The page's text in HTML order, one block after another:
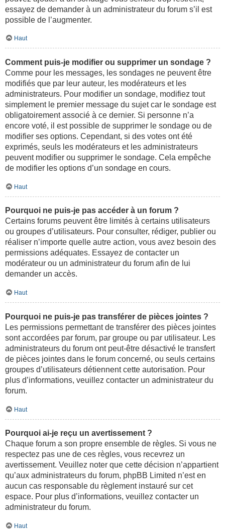
essayez de demander à un administrateur du forum s’il est
possible de l’augmenter.
Haut
Comment puis-je modifier ou supprimer un sondage ?
Comme pour les messages, les sondages ne peuvent être
modifiés que par leur auteur, les modérateurs et les
administrateurs. Pour modifier un sondage, modifiez tout
simplement le premier message du sujet car le sondage est
obligatoirement associé à ce dernier. Si personne n’a
encore voté, il est possible de supprimer le sondage ou de
modifier ses options. Cependant, si des votes ont été
exprimés, seuls les modérateurs et les administrateurs
peuvent modifier ou supprimer le sondage. Cela empêche
de modifier les options d’un sondage en cours.
Haut
Pourquoi ne puis-je pas accéder à un forum ?
Certains forums peuvent être limités à certains utilisateurs
ou groupes d’utilisateurs. Pour consulter, rédiger, publier ou
réaliser n’importe quelle autre action, vous avez besoin des
permissions adéquates. Essayez de contacter un
modérateur ou un administrateur du forum afin de lui
demander un accès.
Haut
Pourquoi ne puis-je pas transférer de pièces jointes ?
Les permissions permettant de transférer des pièces jointes
sont accordées par forum, par groupe ou par utilisateur. Les
administrateurs du forum ont peut-être désactivé le transfert
de pièces jointes dans le forum concerné, ou seuls certains
groupes d’utilisateurs détiennent cette autorisation. Pour
plus d’informations, veuillez contacter un administrateur du
forum.
Haut
Pourquoi ai-je reçu un avertissement ?
Chaque forum a son propre ensemble de règles. Si vous ne
respectez pas une de ces règles, vous recevrez un
avertissement. Veuillez noter que cette décision n’appartient
qu’aux administrateurs du forum, phpBB Limited n’est en
aucun cas responsable du règlement instauré sur cet
espace. Pour plus d’informations, veuillez contacter un
administrateur du forum.
Haut